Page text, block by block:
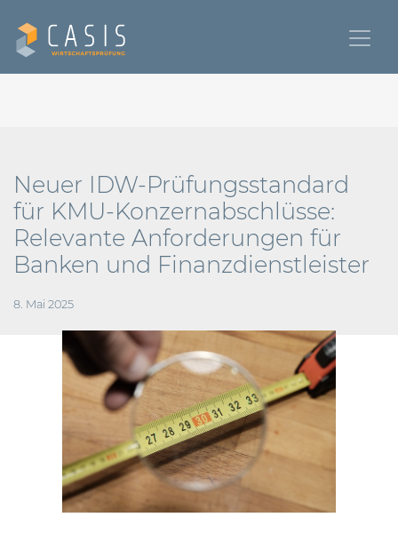
Neuer IDW-Prüfungsstandard
für KMU-Konzernabschlüsse:
Relevante Anforderungen für
Banken und Finanzdienstleister
8. Mai 2025